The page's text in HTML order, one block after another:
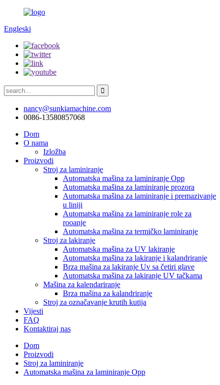
Engleski
nancy@sunkiamachine.com
0086-13580857068
Dom
O nama
Izložba
Proizvodi
Stroj za laminiranje
Automatska mašina za laminiranje Opp
Automatska mašina za laminiranje prozora
Automatska mašina za laminiranje i premazivanje
u liniji
Automatska mašina za laminiranje role za
rooanje
Automatska mašina za termičko laminiranje
Stroj za lakiranje
Automatska mašina za UV lakiranje
Automatska mašina za lakiranje i kalandriranje
Brza mašina za lakiranje Uv sa četiri glave
Automatska mašina za lakiranje UV tačkama
Mašina za kalendariranje
Brza mašina za kalandriranje
Stroj za označavanje krutih kutija
Vijesti
FAQ
Kontaktiraj nas
Dom
Proizvodi
Stroj za laminiranje
Automatska mašina za laminiranje Opp